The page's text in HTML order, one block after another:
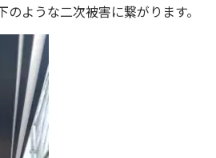
ような二次被害に繋がります。